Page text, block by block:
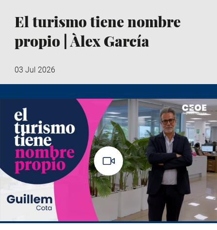
El turismo tiene nombre
propio | Àlex García
03 Jul 2026